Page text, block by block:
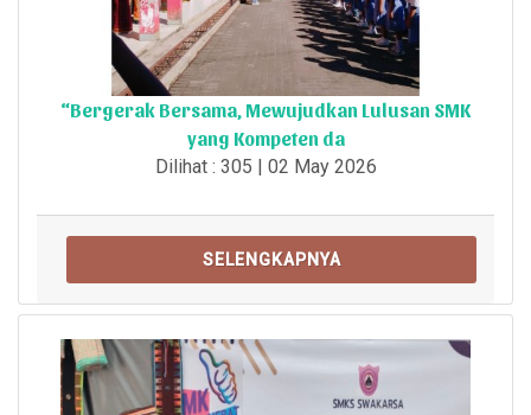
“Bergerak Bersama, Mewujudkan Lulusan SMK
yang Kompeten da
Dilihat : 305 | 02 May 2026
SELENGKAPNYA